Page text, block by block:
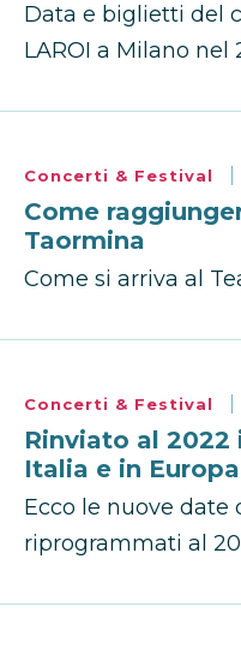
Data e biglietti del
LAROI a Milano nel
Concerti & Festival
Come
Taormina
Come si arriva al
Concerti & Festival
Rinviato al
Italia e in Europa
Ecco le nuove date
riprogrammati al